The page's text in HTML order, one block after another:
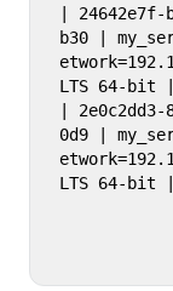
| 24642e7f-
b30 |
LTS 64-bit |
|
0d9 |